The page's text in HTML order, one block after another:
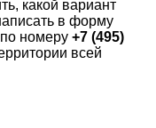
какой вариант
в форму
номеру +7 (495)
всей